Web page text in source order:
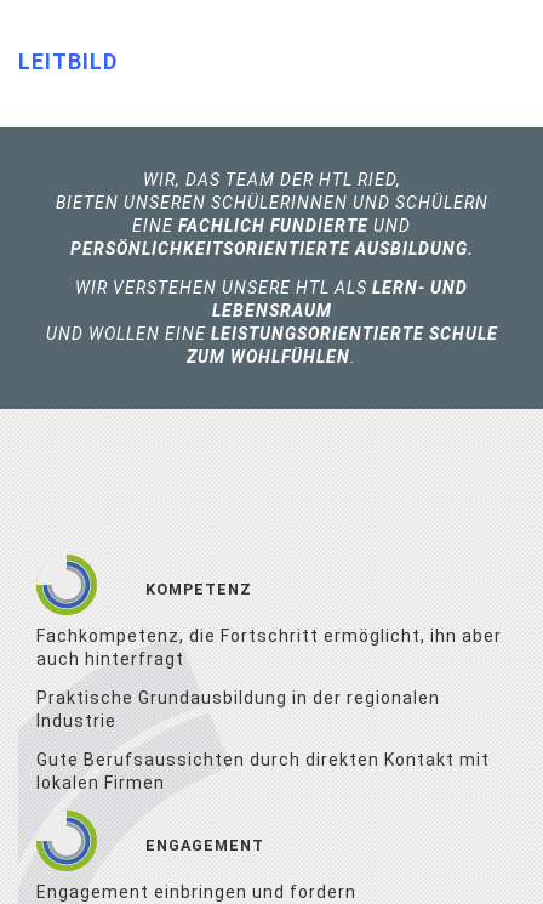
LEITBILD
WIR, DAS TEAM DER HTL RIED,
BIETEN UNSEREN SCHÜLERINNEN UND SCHÜLERN
EINE FACHLICH FUNDIERTE UND
PERSÖNLICHKEITSORIENTIERTE AUSBILDUNG.
WIR VERSTEHEN UNSERE HTL ALS LERN- UND
LEBENSRAUM
UND WOLLEN EINE LEISTUNGSORIENTIERTE SCHULE
ZUM WOHLFÜHLEN.
KOMPETENZ
Fachkompetenz, die Fortschritt ermöglicht, ihn aber
auch hinterfragt
Praktische Grundausbildung in der regionalen
Industrie
Gute Berufsaussichten durch direkten Kontakt mit
lokalen Firmen
ENGAGEMENT
Engagement einbringen und fordern